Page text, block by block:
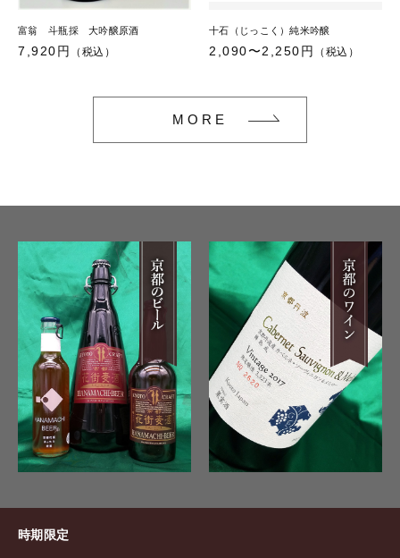
富翁 斗瓶採 大吟醸原酒
7,920円 （税込）
十石（じっこく）純米吟醸
2,090〜2,250円 （税込）
MORE
時期限定